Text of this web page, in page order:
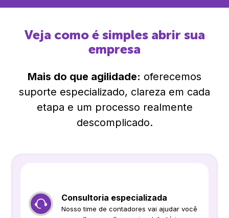
Veja como é simples abrir sua
empresa
Mais do que agilidade: oferecemos
suporte especializado, clareza em cada
etapa e um processo realmente
descomplicado.
Consultoria especializada
Nosso time de contadores vai ajudar você